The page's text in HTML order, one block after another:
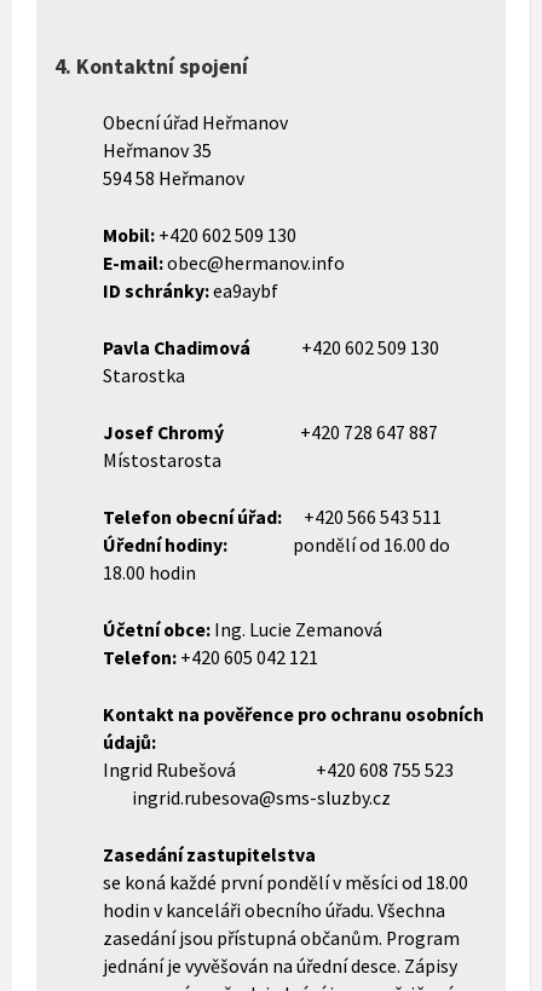
4. Kontaktní spojení
Obecní úřad Heřmanov
Heřmanov 35
594 58 Heřmanov
Mobil: +420 602 509 130
E-mail:obec@hermanov.info
ID schránky:ea9aybf
Pavla Chadimová
+420 602 509 130
Starostka
Josef Chromý
+420 728 647 887
Místostarosta
Telefon obecní úřad: +420 566 543 511
Úřední hodiny:
pondělí od 16.00 do
18.00 hodin
Účetní obce: Ing. Lucie Zemanová
Telefon: +420 605 042 121
Kontakt na pověřence pro ochranu osobních
údajů:
Ingrid Rubešová +420 608 755 523
ingrid.rubesova@sms-sluzby.cz
Zasedání zastupitelstva
se koná každé první pondělí v měsíci od 18.00
hodin v kanceláři obecního úřadu. Všechna
zasedání jsou přístupná občanům. Program
jednání je vyvěšován na úřední desce. Zápisy